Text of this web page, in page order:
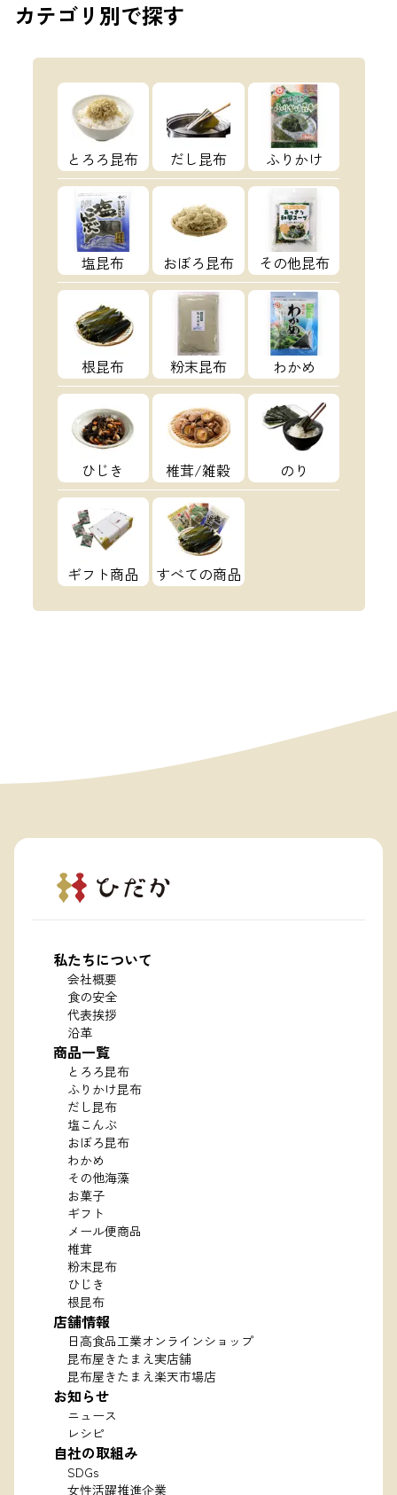
カテゴリ 別で探す
とろろ昆布 だし昆布 ふりかけ
塩昆布 おぼろ昆布 その他昆布
根昆布 粉末昆布 わかめ
ひじき 椎茸/雑穀 のり
ギフト商品 すべての商品
私たちについて
会社概要
食の安全
代表挨拶
沿革
商品一覧
とろろ昆布
ふりかけ昆布
だし昆布
塩こんぶ
おぼろ昆布
わかめ
その他海藻
お菓子
ギフト
メール便商品
椎茸
粉末昆布
ひじき
根昆布
店舗情報
日高食品工業オンラインショップ
昆布屋きたまえ実店舗
昆布屋きたまえ楽天市場店
お知らせ
ニュース
レシピ
自社の取組み
SDGs
女性活躍推進企業